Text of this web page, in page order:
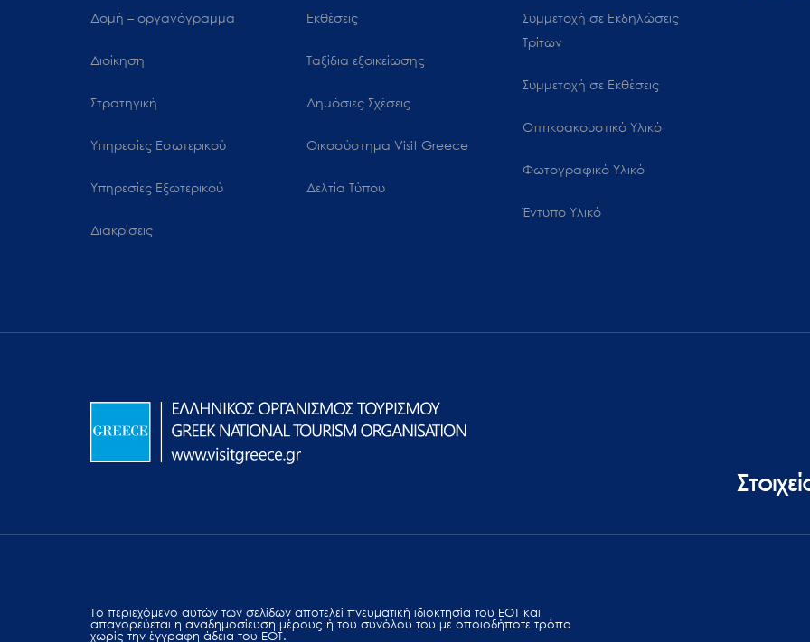
Δομή – οργανόγραμμα
Διοίκηση
Στρατηγική
Υπηρεσίες Εσωτερικού
Υπηρεσίες Εξωτερικού
Διακρίσεις
Εκθέσεις
Ταξίδια εξοικείωσης
Δημόσιες Σχέσεις
Oικοσύστημα Visit Greece
Δελτία Τύπου
Συμμετοχή σε Εκδηλώσεις
Τρίτων
Συμμετοχή σε Εκθέσεις
Οπτικοακουστικό Υλικό
Φωτογραφικό Υλικό
Έντυπο Υλικό
Το περιεχόμενο αυτών των σελίδων αποτελεί πvευματική ιδιοκτησία του ΕΟΤ και
απαγορεύεται η αναδημοσίευση μέρους ή του συνόλου του με οποιοδήποτε τρόπο
χωρίς την έγγραφη άδεια του ΕΟΤ.